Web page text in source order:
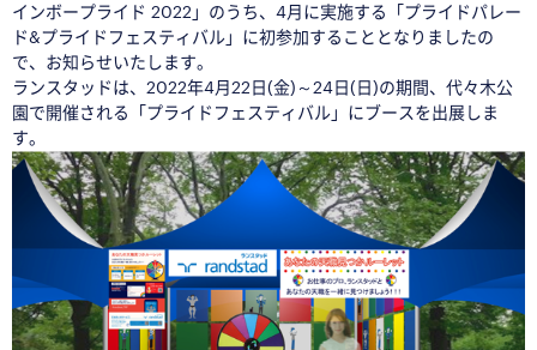
インボープライド 2022」のうち、4月に実施する「プライドパレー
ド&プライドフェスティバル」に初参加することとなりましたの
で、お知らせいたします。
ランスタッドは、2022年4月22日(金)～24日(日)の期間、代々木公
園で開催される「プライドフェスティバル」にブースを出展しま
す。